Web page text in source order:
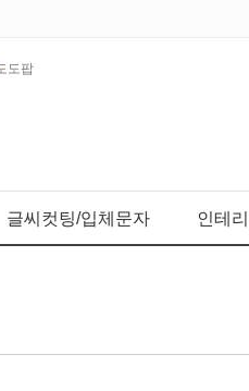
글씨컷팅/입체문자 인테